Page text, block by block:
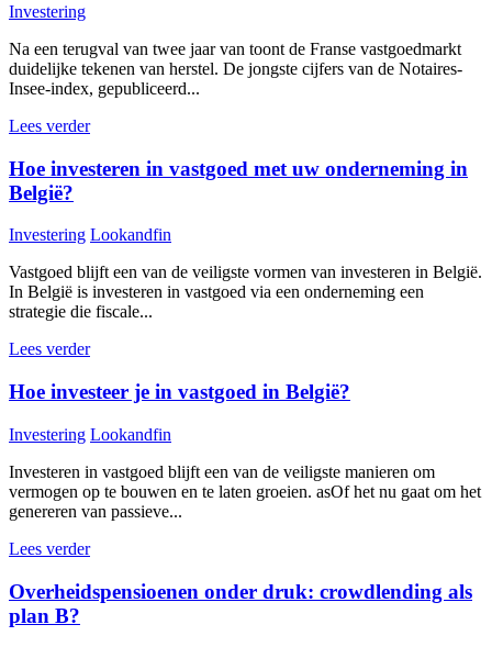
Investering
Na een terugval van twee jaar van toont de Franse vastgoedmarkt
duidelijke tekenen van herstel. De jongste cijfers van de Notaires-
Insee-index, gepubliceerd...
Lees verder
Hoe investeren in vastgoed met uw onderneming in
België?
Investering Lookandfin
Vastgoed blijft een van de veiligste vormen van investeren in België.
In België is investeren in vastgoed via een onderneming een
strategie die fiscale...
Lees verder
Hoe investeer je in vastgoed in België?
Investering Lookandfin
Investeren in vastgoed blijft een van de veiligste manieren om
vermogen op te bouwen en te laten groeien. asOf het nu gaat om het
genereren van passieve...
Lees verder
Overheidspensioenen onder druk: crowdlending als
plan B?